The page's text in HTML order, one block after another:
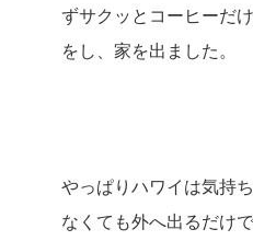
ずサクッとコーヒーだ
をし、家を出ました。
やっぱりハワイは気持ち
なくても外へ出るだけ